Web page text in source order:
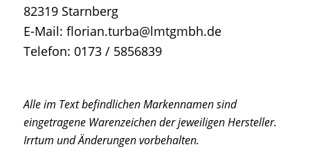
82319 Starnberg
E-Mail: florian.turba@lmtgmbh.de
Telefon: 0173 / 5856839
Alle im Text befindlichen Markennamen sind
eingetragene Warenzeichen der jeweiligen Hersteller.
Irrtum und Änderungen vorbehalten.